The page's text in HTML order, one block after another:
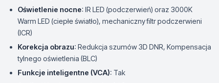
Oświetlenie nocne: IR LED (podczerwień) oraz 3000K
Warm LED (ciepłe światło), mechaniczny filtr podczerwieni
(ICR)
Korekcja obrazu: Redukcja szumów 3D DNR, Kompensacja
tylnego oświetlenia (BLC)
Funkcje inteligentne (VCA): Tak